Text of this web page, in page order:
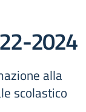
2024
alla
scolastico